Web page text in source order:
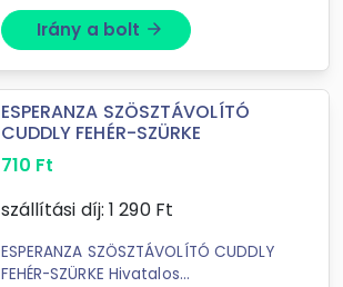
Irány a bolt arrow_forward
ESPERANZA SZÖSZTÁVOLÍTÓ
CUDDLY FEHÉR-SZÜRKE
710 Ft
szállítási díj: 1 290Ft
ESPERANZA SZÖSZTÁVOLÍTÓ CUDDLY
FEHÉR-SZÜRKE Hivatalos